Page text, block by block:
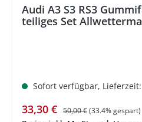
Audi A3 S3 RS3
teiliges Set
Sofort verfügbar,
Verkaufspreis:
33,30 € Regulärer Preis:
50,00 €(33.4% gespart)